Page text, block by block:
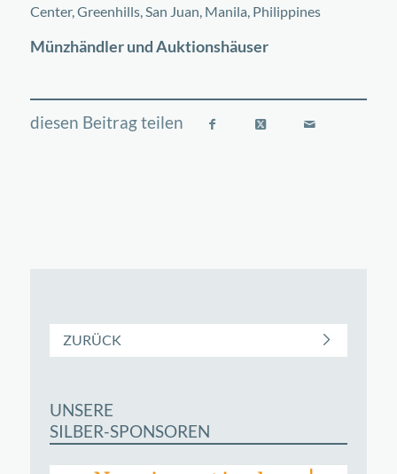
−
Center, Greenhills, San Juan, Manila, Philippines
Münzhändler und Auktionshäuser
ZURÜCK
UNSERE
SILBER-SPONSOREN